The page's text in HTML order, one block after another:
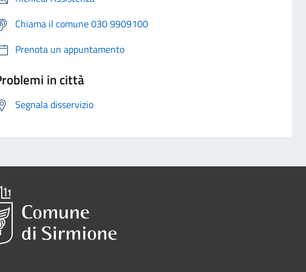
Chiama il comune 030 9909100
Prenota un appuntamento
in città
Segnala disservizio